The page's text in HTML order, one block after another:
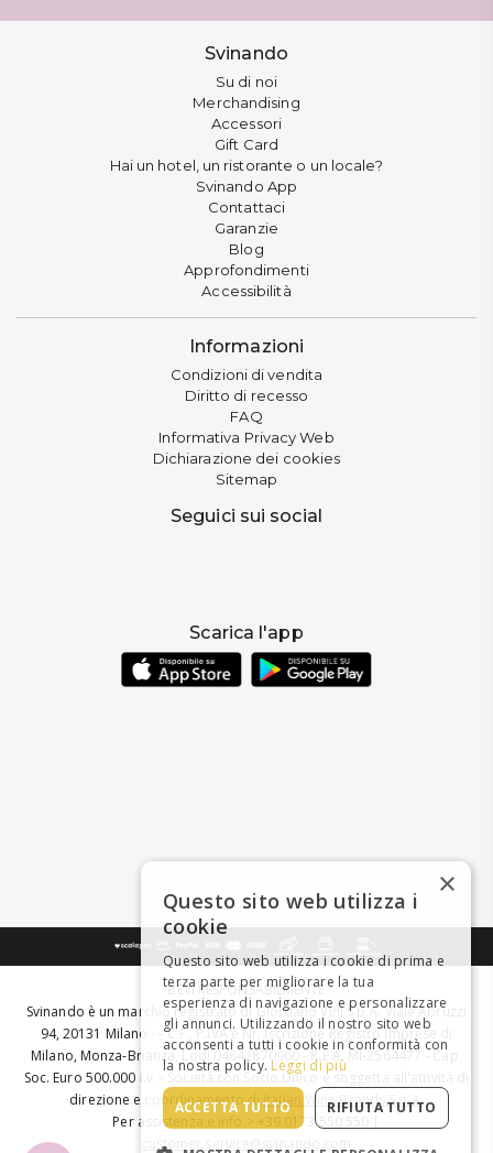
Svinando
Su di noi
Merchandising
Accessori
Gift Card
Hai un hotel, un ristorante o un locale?
Svinando App
Contattaci
Garanzie
Blog
Approfondimenti
Accessibilità
Informazioni
Condizioni di vendita
Diritto di recesso
FAQ
Informativa Privacy Web
Dichiarazione dei cookies
Sitemap
Seguici sui social
Scarica l'app
BEVI RESPONSABILMENTE
Svinando è un marchio registrato di Giordano Vini S.p.A. Viale Abruzzi
94, 20131 Milano - - C.F., P.IVA e Nr. Iscrizione Registro Imprese di
Milano, Monza-Brianza, Lodi 04642870960 - R.E.A. MI-2564477 - Cap.
Soc. Euro 500.000 i.v. - Società con Socio Unico e soggetta all'attività di
direzione e coordinamento diItalian Wine Brands S.p.A.
Per assistenza e info > +39 0173 550 550 |
customer.service@svinando.com
×
Questo sito web utilizza i
cookie
Questo sito web utilizza i cookie di prima e
terza parte per migliorare la tua
esperienza di navigazione e personalizzare
gli annunci. Utilizzando il nostro sito web
acconsenti a tutti i cookie in conformità con
la nostra policy. Leggi di più
ACCETTA TUTTO RIFIUTA TUTTO